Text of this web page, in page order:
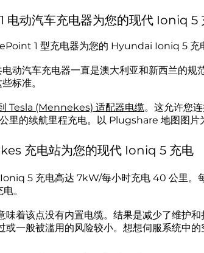
电动汽车充电器为您的现代 Ioniq 5
1 型充电器为您的 Hyundai Ioniq 5 充
动汽车充电器一直是澳大利亚和新西兰的
标准。
Tesla (Mennekes) 适配器电缆。这允许您
里的续航里程充电。以 Plugshare 地图图片
充电站为您的现代 Ioniq 5 充电
5 充电高达 7kW/每小时充电 40 公里
。
味着该点没有内置电缆。结果是减少了维护
一般被滥用的风险较小。想想伺服系统中的